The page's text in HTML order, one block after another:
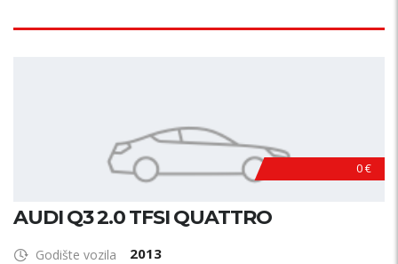
PRETRAŽI 0 €
AUDI Q3 2.0 TFSI QUATTRO
Godište vozila 2013